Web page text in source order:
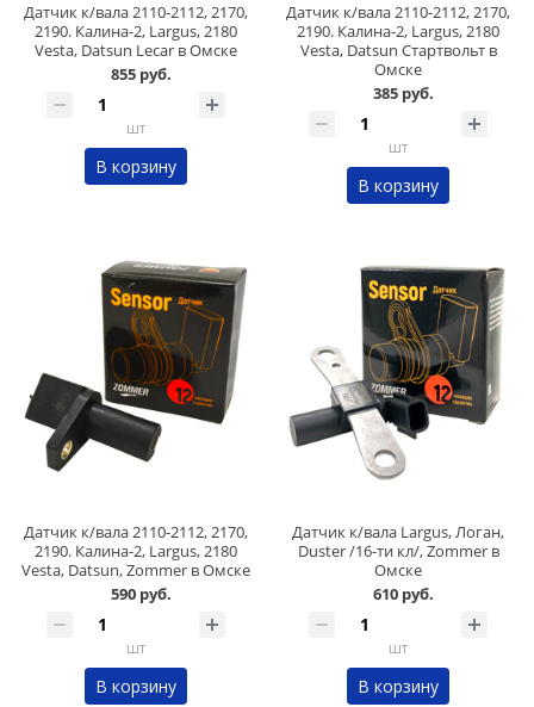
Датчик к/вала 2110-2112, 2170,
2190. Калина-2, Largus, 2180
Vesta, Datsun Lecar в Омске
855 руб.
шт
В корзину
Датчик к/вала 2110-2112, 2170,
2190. Калина-2, Largus, 2180
Vesta, Datsun Стартвольт в
Омске
385 руб.
шт
В корзину
Датчик к/вала 2110-2112, 2170,
2190. Калина-2, Largus, 2180
Vesta, Datsun, Zommer в Омске
590 руб.
шт
В корзину
Датчик к/вала Largus, Логан,
Duster /16-ти кл/, Zommer в
Омске
610 руб.
шт
В корзину